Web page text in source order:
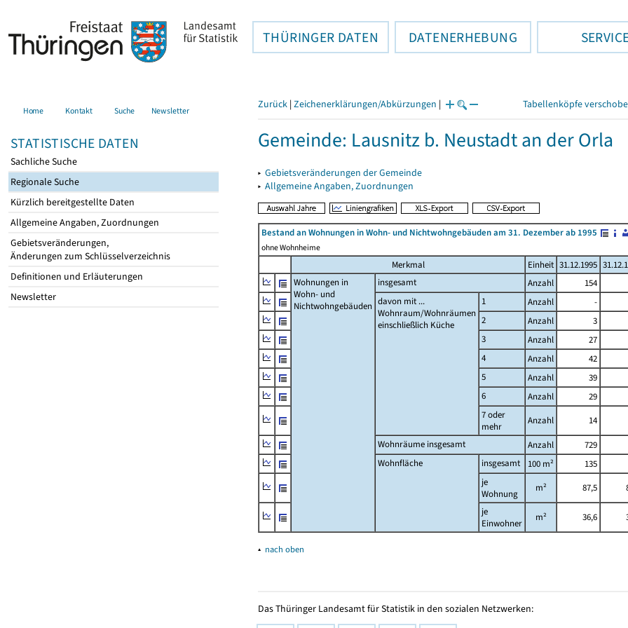
THÜRINGER DATEN DATENERHEBUNG
Home Kontakt Suche Newsletter
STATISTISCHE DATEN
Sachliche Suche
Regionale Suche
Kürzlich bereitgestellte Daten
Allgemeine Angaben, Zuordnungen
Gebietsveränderungen,
Änderungen zum Schlüsselverzeichnis
Definitionen und Erläuterungen
Newsletter
Zurück | Zeichenerklärungen/Abkürzungen | Tabellenköpfe
Gemeinde: Lausnitz b. Neustadt an der Orla
▸ Gebietsveränderungen der Gemeinde
▸ Allgemeine Angaben, Zuordnungen
Bestand an Wohnungen in Wohn- und Nichtwohngebäuden am 31. Dezember ab 1995
ohne Wohnheime
Merkmal Einheit 31.12.1995
Wohnungen in
Wohn- und
Nichtwohngebäuden
insgesamt Anzahl 154
davon mit ...
Wohnraum/Wohnräumen
einschließlich Küche
1 Anzahl -
2
Anzahl 3
3
Anzahl 27
4
Anzahl 42
5
Anzahl 39
6
Anzahl 29
7 oder
mehr
Anzahl 14
Wohnräume insgesamt
Anzahl 729
Wohnfläche
insgesamt 100 m² 135
je
Wohnung
m² 87,5
je
Einwohner
m² 36,6
▴ nach oben
Das Thüringer Landesamt für Statistik in den sozialen Netzwerken: